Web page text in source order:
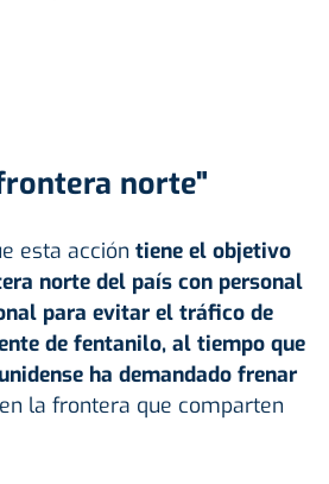
norte"
esta acción tiene el objetivo
norte del país con personal
para evitar el tráfico de
de fentanilo, al tiempo que
ha demandado frenar
en la frontera que comparten